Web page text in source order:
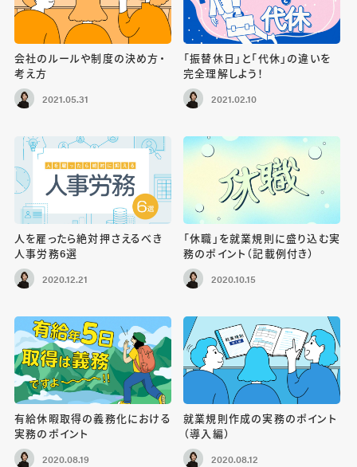
会社のルールや制度の決め方・
考え方
2021.05.31
「振替休日」と「代休」の違いを
完全理解しよう！
2021.02.10
人を雇ったら絶対押さえるべき
人事労務6選
2020.12.21
「休職」を就業規則に盛り込む実
務のポイント（記載例付き）
2020.10.15
有給休暇取得の義務化における
実務のポイント
2020.08.19
就業規則作成の実務のポイント
（導入編）
2020.08.12